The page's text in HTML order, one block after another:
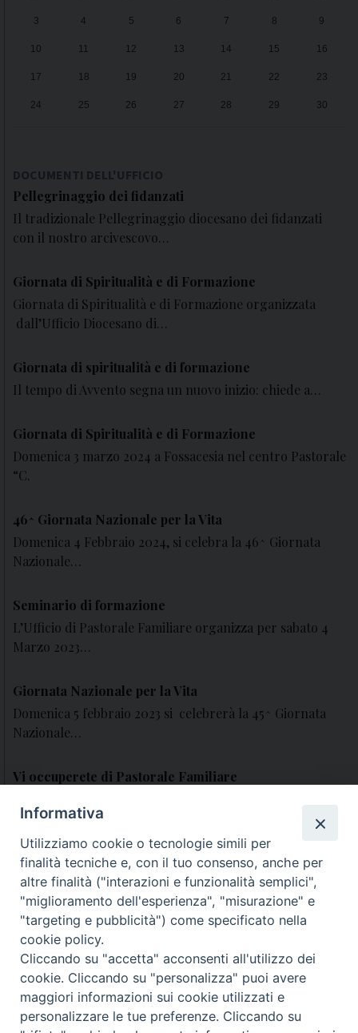
3 4 5 6 7 8 9
10 11 12 13 14 15 16
17 18 19 20 21 22 23
24 25 26 27 28 29 30
DOCUMENTI DELL'UFFICIO
Pellegrinaggio dei fidanzati
Il tradizionale Pellegrinaggio diocesano dei fidanzati
con il nostro arcivescovo…
Giornata di Spiritualità e di Formazione
Giornata di Spiritualità e di Formazione organizzata
dall’Ufficio Diocesano di…
Giornata di spiritualità e di formazione
Il tempo di Avvento segna un nuovo inizio: chiede a…
Giornata di Spiritualità e di Formazione
Domenica 3 marzo 2024 a Fossacesia nel centro Pastorale
“C.
46^ Giornata Nazionale per la Vita
Domenica 4 Febbraio 2024, si celebra la 46^ Giornata
Nazionale…
Seminario di formazione
L’Ufficio di Pastorale Familiare organizza per sabato 4
Marzo 2023…
Giornata Nazionale per la Vita
Domenica 5 febbraio 2023 si celebrerà la 45^ Giornata
Nazionale…
Vi occuperete di Pastorale Familiare
X Incontro Mondiale delle Famiglie
Buongiorno a tutti, il Centro Diocesano di Pastorale…
Giornata per la Vita
L’ufficio di Pastorale familiare e l’associazioni Movimento
per la Vita…
archivio documenti
Informativa
Utilizziamo cookie o tecnologie simili per
finalità tecniche e, con il tuo consenso, anche per
altre finalità ("interazioni e funzionalità semplici",
"miglioramento dell'esperienza", "misurazione" e
"targeting e pubblicità") come specificato nella
cookie policy.
Cliccando su "accetta" acconsenti all'utilizzo dei
cookie. Cliccando su "personalizza" puoi avere
maggiori informazioni sui cookie utilizzati e
personalizzare le tue preferenze. Cliccando su